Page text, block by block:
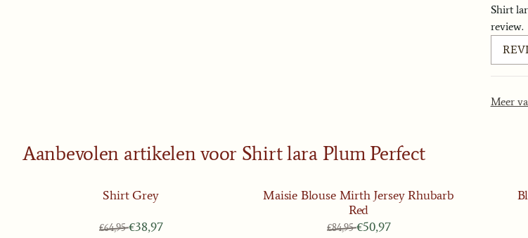
Shirt
review.
Meer
Aanbevolen artikelen voor Shirt lara Plum Perfect
Shirt Grey
Van 64,95 voor 38,97
€64,95€38,97
Maisie Blouse Mirth Jersey Rhubarb
Red
Van 84,95 voor 50,97
€84,95€50,97